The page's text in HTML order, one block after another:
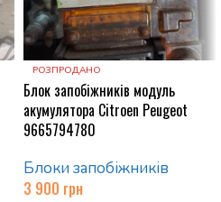
РОЗПРОДАНО
Блок запобіжників модуль
акумулятора Citroen Peugeot
9665794780
Блоки запобіжників
3 900 грн